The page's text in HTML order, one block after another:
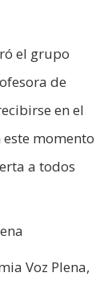
el grupo
de
en el
momento
a todos
Voz Plena,